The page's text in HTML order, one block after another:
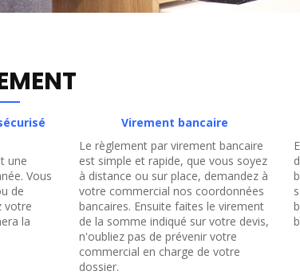
une
Vous
de
votre
la
Virement bancaire
Le règlement par virement bancaire
est simple et rapide, que vous soyez
à distance ou sur place, demandez à
votre commercial nos coordonnées
bancaires. Ensuite faites le virement
de la somme indiqué sur votre devis,
n'oubliez pas de prévenir votre
commercial en charge de votre
dossier.